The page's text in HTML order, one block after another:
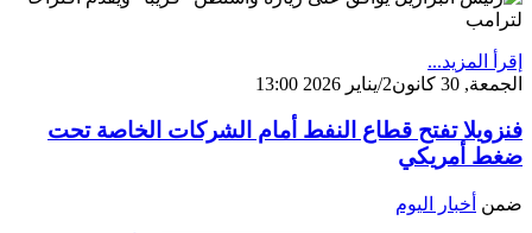
إقرأ المزيد...
الجمعة, 30 كانون2/يناير 2026 13:00
فنزويلا تفتح قطاع النفط أمام الشركات الخاصة تحت
ضغط أمريكي
ضمن أخبار اليوم